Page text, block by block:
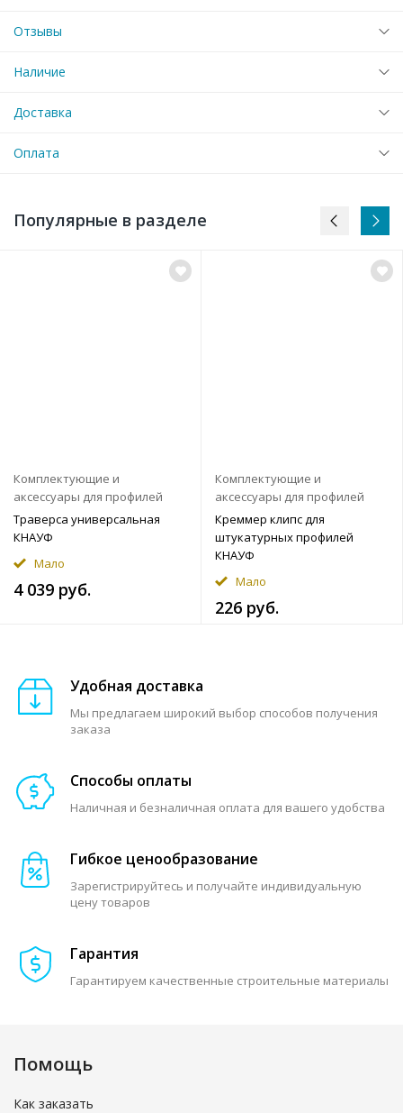
Отзывы
Наличие
Доставка
Оплата
Популярные в разделе
Комплектующие и
аксессуары для профилей
Траверса универсальная
КНАУФ
Мало
4 039 руб.
Комплектующие и
аксессуары для профилей
Креммер клипс для
штукатурных профилей
КНАУФ
Мало
226 руб.
Удобная доставка
Мы предлагаем широкий выбор способов получения
заказа
Способы оплаты
Наличная и безналичная оплата для вашего удобства
Гибкое ценообразование
Зарегистрируйтесь и получайте индивидуальную
цену товаров
Гарантия
Гарантируем качественные строительные материалы
Помощь
Как заказать